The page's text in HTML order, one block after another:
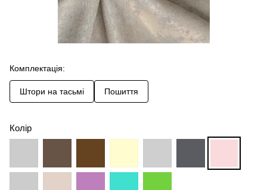
Комплектація:
Штори на тасьмі Пошиття
Колір